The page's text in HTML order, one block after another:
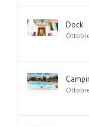
Dock